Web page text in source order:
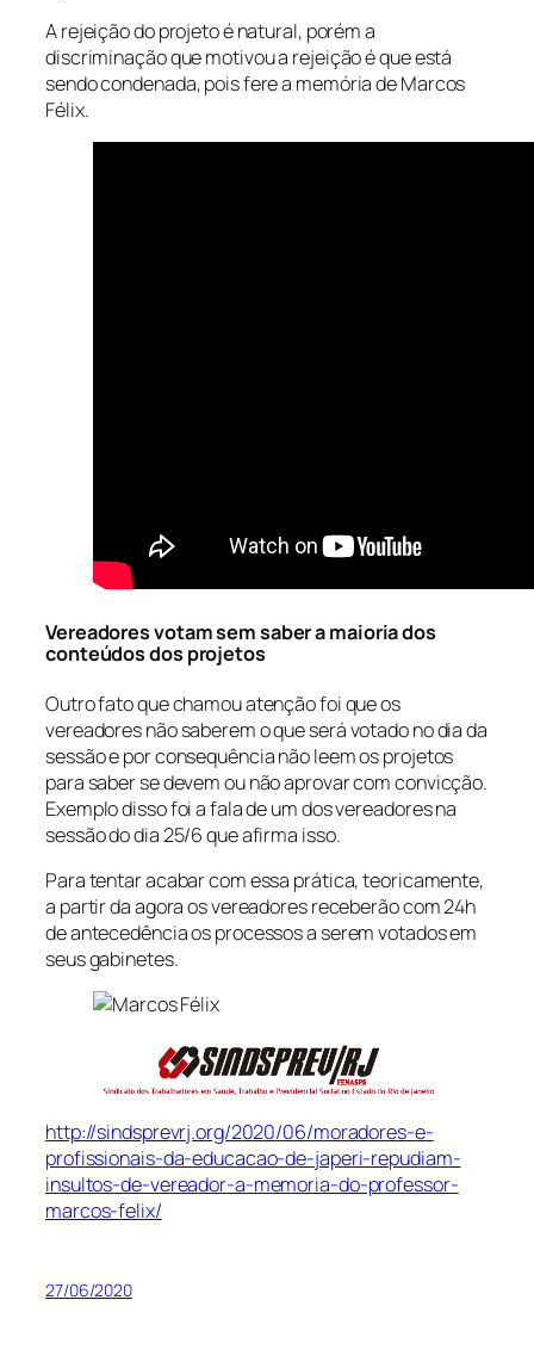
A rejeição do projeto é natural, porém a
discriminação que motivou a rejeição é que está
sendo condenada, pois fere a memória de Marcos
Félix.
Vereadores votam sem saber a maioria dos
conteúdos dos projetos
Outro fato que chamou atenção foi que os
vereadores não saberem o que será votado no dia da
sessão e por consequência não leem os projetos
para saber se devem ou não aprovar com convicção.
Exemplo disso foi a fala de um dos vereadores na
sessão do dia 25/6 que afirma isso.
Para tentar acabar com essa prática, teoricamente,
a partir da agora os vereadores receberão com 24h
de antecedência os processos a serem votados em
seus gabinetes.
http://sindsprevrj.org/2020/06/moradores-e-
profissionais-da-educacao-de-japeri-repudiam-
insultos-de-vereador-a-memoria-do-professor-
marcos-felix/
27/06/2020